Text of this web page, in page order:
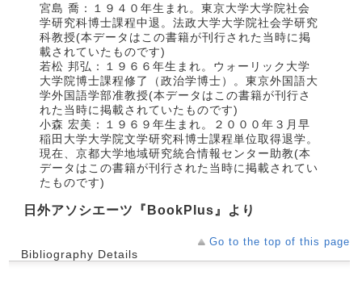
宮島 喬：１９４０年生まれ。東京大学大学院社会
学研究科博士課程中退。法政大学大学院社会学研究
科教授(本データはこの書籍が刊行された当時に掲
載されていたものです)
若松 邦弘：１９６６年生まれ。ウォーリック大学
大学院博士課程修了（政治学博士）。東京外国語大
学外国語学部准教授(本データはこの書籍が刊行さ
れた当時に掲載されていたものです)
小森 宏美：１９６９年生まれ。２０００年３月早
稲田大学大学院文学研究科博士課程単位取得退学。
現在、京都大学地域研究統合情報センター助教(本
データはこの書籍が刊行された当時に掲載されてい
たものです)
日外アソシエーツ『BookPlus』より
Go to the top of this page
Bibliography Details